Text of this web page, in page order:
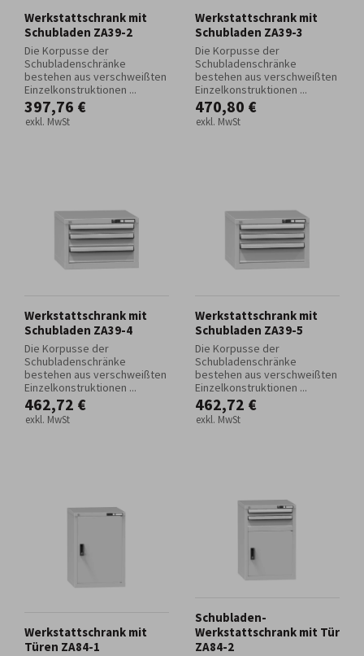
Werkstattschrank mit
Schubladen ZA39-2
Die Korpusse der
Schubladenschränke
bestehen aus verschweißten
Einzelkonstruktionen ...
397,76 €
exkl. MwSt
Werkstattschrank mit
Schubladen ZA39-3
Die Korpusse der
Schubladenschränke
bestehen aus verschweißten
Einzelkonstruktionen ...
470,80 €
exkl. MwSt
Werkstattschrank mit
Schubladen ZA39-4
Die Korpusse der
Schubladenschränke
bestehen aus verschweißten
Einzelkonstruktionen ...
462,72 €
exkl. MwSt
Werkstattschrank mit
Schubladen ZA39-5
Die Korpusse der
Schubladenschränke
bestehen aus verschweißten
Einzelkonstruktionen ...
462,72 €
exkl. MwSt
Werkstattschrank mit
Türen ZA84-1
Schubladen-
Werkstattschrank mit Tür
ZA84-2